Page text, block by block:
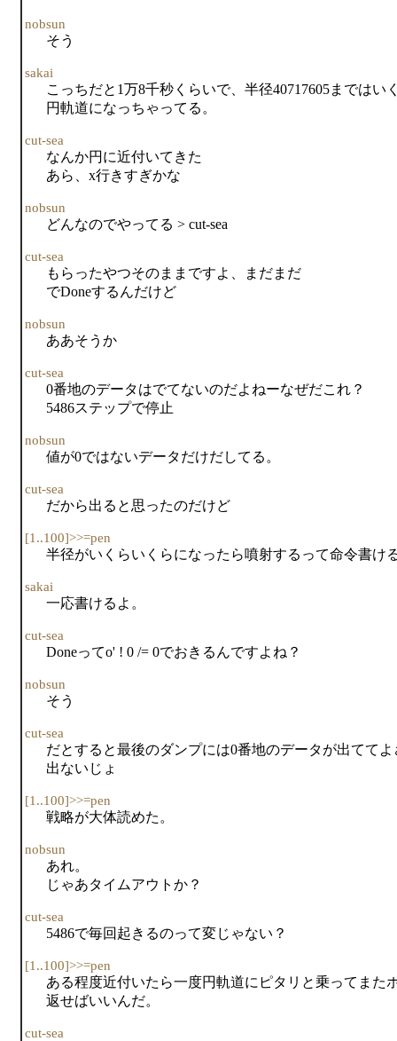
nobsun
そう
sakai
こっちだと1万8千秒くらいで、半径40717605までは
円軌道になっちゃってる。
cut-sea
なんか円に近付いてきた
あら、x行きすぎかな
nobsun
どんなのでやってる > cut-sea
cut-sea
もらったやつそのままですよ、まだまだ
でDoneするんだけど
nobsun
ああそうか
cut-sea
0番地のデータはでてないのだよねーなぜだこれ？
5486ステップで停止
nobsun
値が0ではないデータだけだしてる。
cut-sea
だから出ると思ったのだけど
[1..100]>>=pen
半径がいくらいくらになったら噴射するって命令書け
sakai
一応書けるよ。
cut-sea
Doneってo' ! 0 /= 0でおきるんですよね？
nobsun
そう
cut-sea
だとすると最後のダンプには0番地のデータが出てて
出ないじょ
[1..100]>>=pen
戦略が大体読めた。
nobsun
あれ。
じゃあタイムアウトか？
cut-sea
5486で毎回起きるのって変じゃない？
[1..100]>>=pen
ある程度近付いたら一度円軌道にピタリと乗ってまた
返せばいいんだ。
cut-sea